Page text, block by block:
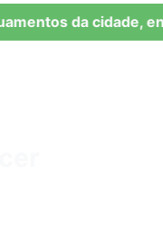
da cidade,